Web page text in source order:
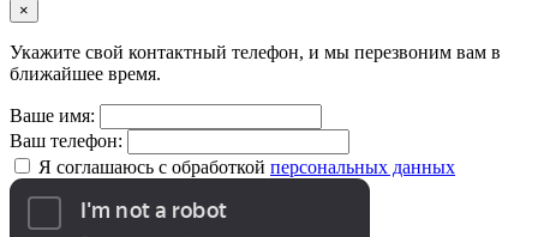
×
Укажите свой контактный телефон, и мы перезвоним вам в
ближайшее время.
Ваше имя:
Ваш телефон:
Я соглашаюсь с обработкой персональных данных